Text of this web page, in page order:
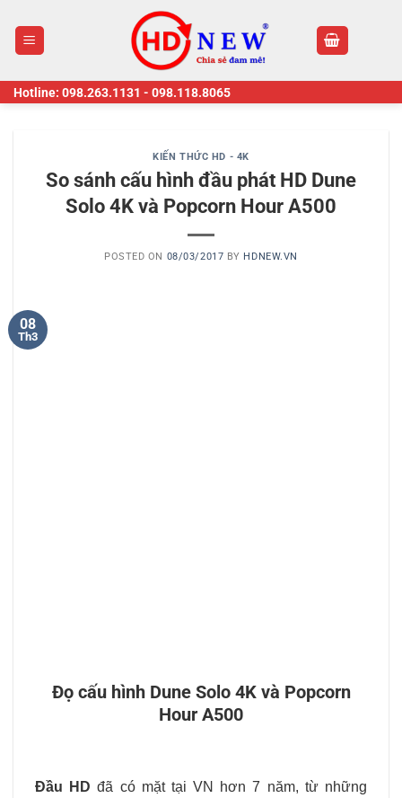
content
Hotline: 098.263.1131 - 098.118.8065
KIẾN THỨC HD - 4K
So sánh cấu hình đầu phát HD Dune
Solo 4K và Popcorn Hour A500
POSTED ON 08/03/2017 BY HDNEW.VN
08
Th3
Đọ cấu hình Dune Solo 4K và Popcorn
Hour A500
Đầu HD đã có mặt tại VN hơn 7 năm, từ những